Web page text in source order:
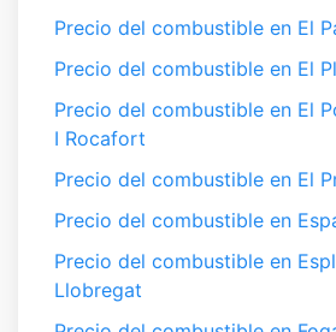
Precio del combustible en El
Precio del combustible en El
Precio del combustible en El
I Rocafort
Precio del combustible en El
Precio del combustible en
Precio del combustible en
Llobregat